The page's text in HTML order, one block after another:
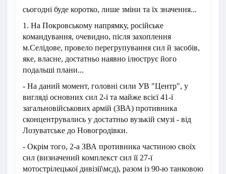
сьогодні буде коротко, лише зміни та їх значення...
1. На Покровському напрямку, російське
командування, очевидно, після захоплення
м.Селідове, провело перегрупування сил й засобів,
яке, власне, достатньо наявно ілюструє його
подальші плани...
- На даний момент, головні сили УВ "Центр", у
вигляді основних сил 2-ї та майже всієї 41-ї
загальновійськових армій (ЗВА) противника
сконцентрувались у достатньо вузькій смузі - від
Лозуватське до Новогродівки.
- Окрім того, 2-а ЗВА противника частиною своїх
сил (визначений комплекст сил її 27-ї
мотострілецької дивізії\мсд), разом із 90-ю танковою